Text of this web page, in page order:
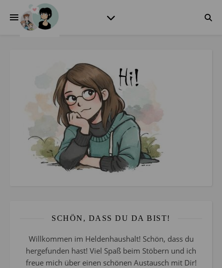
SCHÖN, DASS DU DA BIST!
Willkommen im Heldenhaushalt! Schön, dass du
hergefunden hast! Viel Spaß beim Stöbern und ich
freue mich über einen schönen Austausch mit Dir!